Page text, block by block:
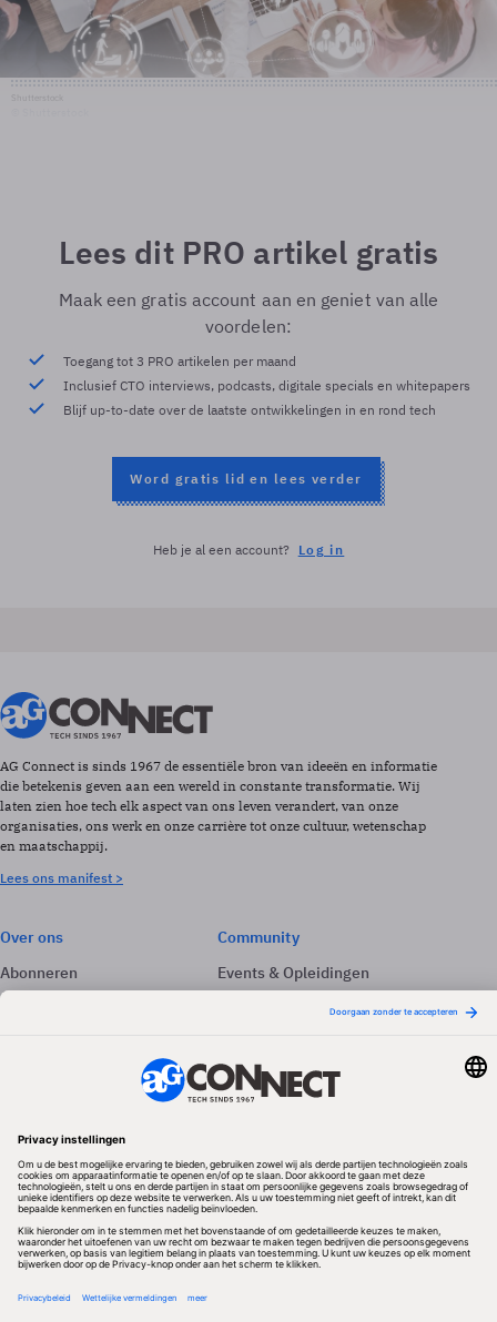
Lees dit PRO artikel gratis
Maak een gratis account aan en geniet van alle
voordelen:
Toegang tot 3 PRO artikelen per maand
Inclusief CTO interviews, podcasts, digitale specials en whitepapers
Blijf up-to-date over de laatste ontwikkelingen in en rond tech
Word gratis lid en lees verder
Heb je al een account? Log in
AG Connect is sinds 1967 de essentiële bron van ideeën en informatie
die betekenis geven aan een wereld in constante transformatie. Wij
laten zien hoe tech elk aspect van ons leven verandert, van onze
organisaties, ons werk en onze carrière tot onze cultuur, wetenschap
en maatschappij.
Lees ons manifest >
Over ons
Abonneren
Adverteren
Community
Events & Opleidingen
Nieuwsbrieven
Volg ons
Redactionele partner